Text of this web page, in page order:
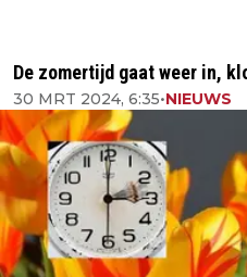
De zomertijd gaat weer in,
30 MRT 2024, 6:35•NIEUWS